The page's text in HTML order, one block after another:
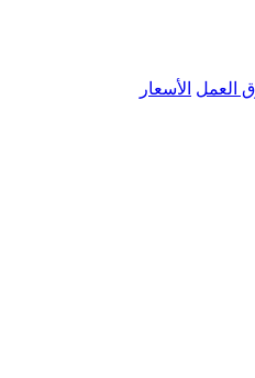
العمل الأسعار